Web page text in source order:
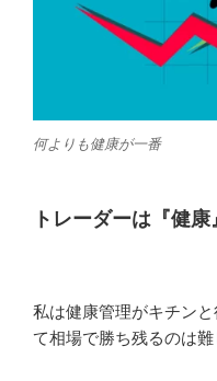
何よりも健康が一番
トレーダーは『健
私は健康管理がキチン
て相場で勝ち残るのは難